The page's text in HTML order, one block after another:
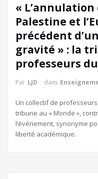
« L’annulation
Palestine et
précédent
gravité » : la
professeurs
Par LJD dans
Un collectif de
tribune au « Monde »,
l’événement, synonyme
liberté académique.